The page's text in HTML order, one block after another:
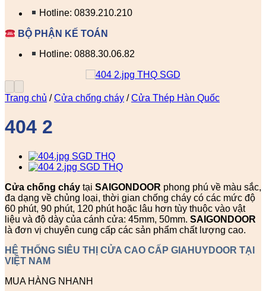
Hotline: 0839.210.210
BỘ PHẬN KẾ TOÁN
Hotline: 0888.30.06.82
Trang chủ / Cửa chống cháy / Cửa Thép Hàn Quốc
404 2
Cửa chống cháy tại SAIGONDOOR phong phú về màu sắc,
đa dạng về chủng loại, thời gian chống cháy có các mức độ
60 phút, 90 phút, 120 phút hoặc lâu hơn tùy thuộc vào vật
liệu và độ dày của cánh cửa: 45mm, 50mm. SAIGONDOOR
là đơn vị chuyên cung cấp các sản phẩm chất lượng cao.
HỆ THỐNG SIÊU THỊ CỬA CAO CẤP GIAHUYDOOR TẠI
VIỆT NAM
MUA HÀNG NHANH